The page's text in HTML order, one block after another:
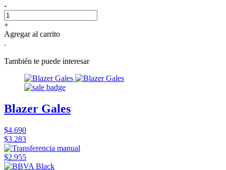
-
+
Agregar al carrito
.
También te puede interesar
Blazer Gales
$4.690
$3.283
$2.955